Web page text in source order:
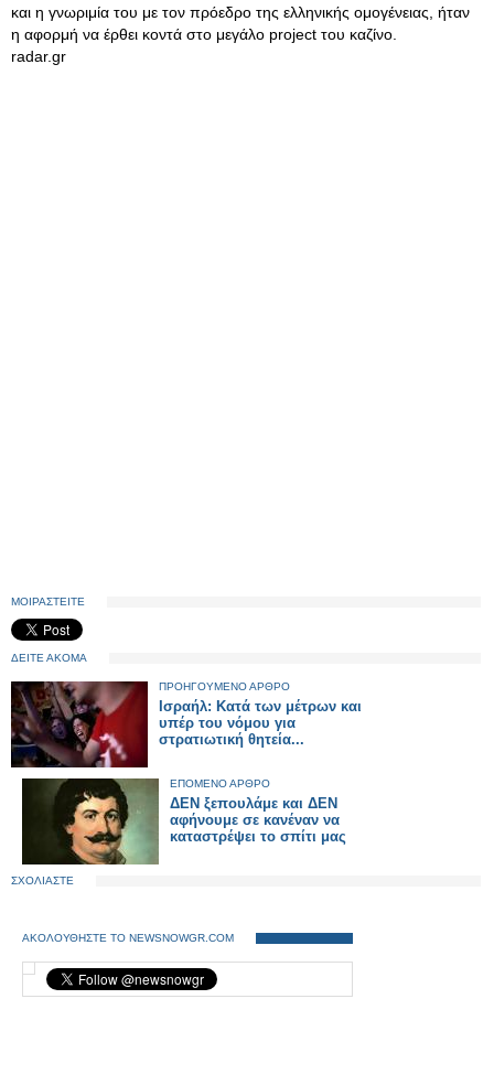
και η γνωριμία του με τον πρόεδρο της ελληνικής ομογένειας, ήταν
η αφορμή να έρθει κοντά στο μεγάλο project του καζίνο.
radar.gr
ΜΟΙΡΑΣΤΕΙΤΕ
ΔΕΙΤΕ ΑΚΟΜΑ
ΠΡΟΗΓΟΥΜΕΝΟ ΑΡΘΡΟ
Ισραήλ: Κατά των μέτρων και
υπέρ του νόμου για
στρατιωτική θητεία...
ΕΠΟΜΕΝΟ ΑΡΘΡΟ
ΔΕΝ ξεπουλάμε και ΔΕΝ
αφήνουμε σε κανέναν να
καταστρέψει το σπίτι μας
ΣΧΟΛΙΑΣΤΕ
ΑΚΟΛΟΥΘΗΣΤΕ ΤΟ NEWSNOWGR.COM